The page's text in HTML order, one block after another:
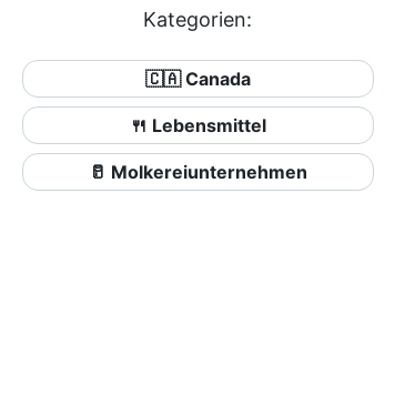
Kategorien:
🇨🇦 Canada
🍴 Lebensmittel
🥛 Molkereiunternehmen